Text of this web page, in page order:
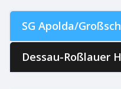
SG Apolda/
Dessau-Roßlauer